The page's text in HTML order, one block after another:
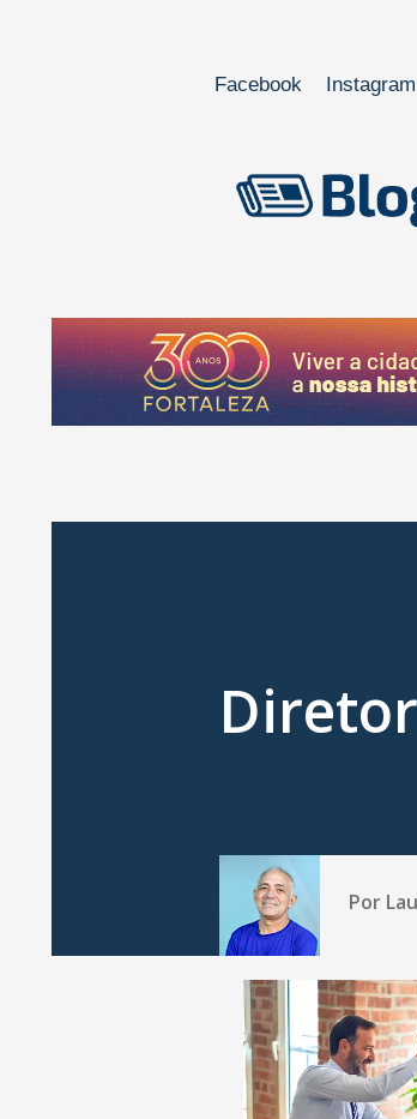
Facebook Instagram
Por